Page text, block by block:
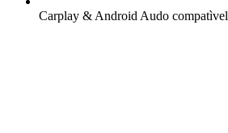
Carplay & Android Audo compatìvel